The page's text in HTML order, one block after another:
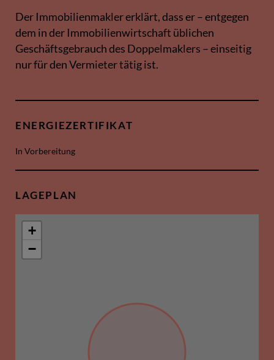
Der Immobilienmakler erklärt, dass er – entgegen
dem in der Immobilienwirtschaft üblichen
Geschäftsgebrauch des Doppelmaklers – einseitig
nur für den Vermieter tätig ist.
ENERGIEZERTIFIKAT
In Vorbereitung
LAGEPLAN
+
−